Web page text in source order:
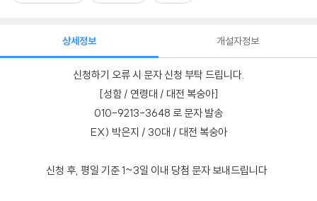
상세정보
신청하기 오류 시 문자 신청 부탁 드립니다.
[성함 / 연령대 / 대전 복숭아]
010-9213-3648 로 문자 발송
EX) 박은지 / 30대 / 대전 복숭아
신청 후, 평일 기준 1~3일 이내 당첨 문자 보내드립니다
개설자정보